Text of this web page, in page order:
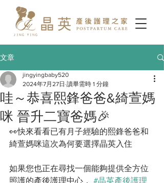
文章
哇～恭喜熙鋒爸爸&綺萱媽
咪 晉升二寶爸媽🎉
jingyingbaby520
2024年7月27日 讀畢需時 1 分鐘
👀快來看看已有月子經驗的熙鋒爸爸和
綺萱媽咪這次為何要選擇晶英入住
如果您也正在尋找一個能夠提供全方位
照護的產後護理中心， #晶英產後護理